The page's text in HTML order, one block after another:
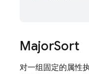
MajorSort
对一组固定的属性